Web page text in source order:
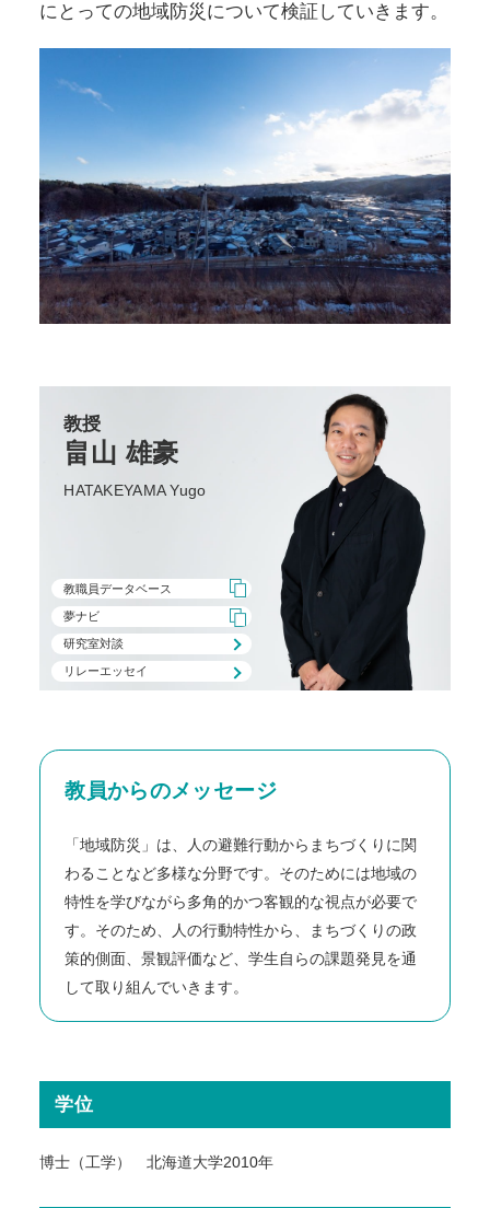
にとっての地域防災について検証していきます。
教授
畠山 雄豪
HATAKEYAMA Yugo
教職員データベース
夢ナビ
研究室対談
リレーエッセイ
教員からのメッセージ
「地域防災」は、人の避難行動からまちづくりに関
わることなど多様な分野です。そのためには地域の
特性を学びながら多角的かつ客観的な視点が必要で
す。そのため、人の行動特性から、まちづくりの政
策的側面、景観評価など、学生自らの課題発見を通
して取り組んでいきます。
学位
博士（工学） 北海道大学2010年